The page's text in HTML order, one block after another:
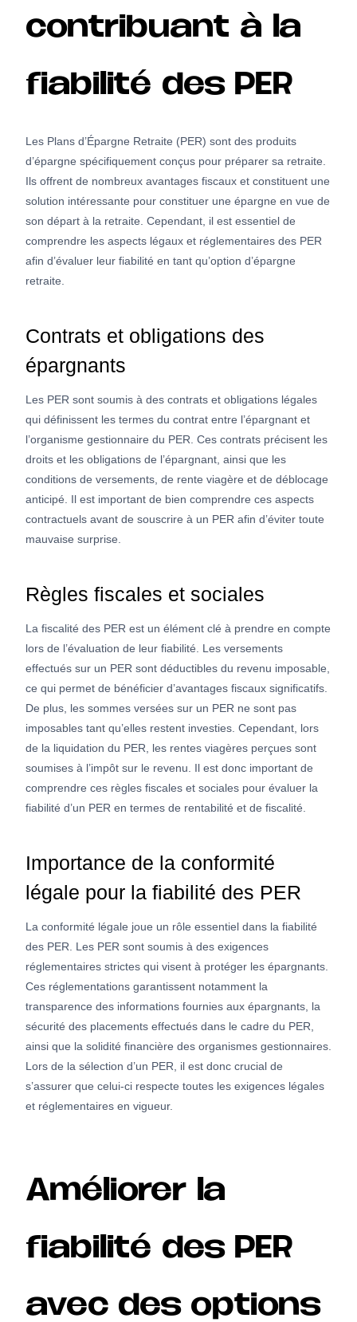
contribuant à la
fiabilité des PER
Les Plans d’Épargne Retraite (PER) sont des produits
d’épargne spécifiquement conçus pour préparer sa retraite.
Ils offrent de nombreux avantages fiscaux et constituent une
solution intéressante pour constituer une épargne en vue de
son départ à la retraite. Cependant, il est essentiel de
comprendre les aspects légaux et réglementaires des PER
afin d’évaluer leur fiabilité en tant qu’option d’épargne
retraite.
Contrats et obligations des
épargnants
Les PER sont soumis à des contrats et obligations légales
qui définissent les termes du contrat entre l’épargnant et
l’organisme gestionnaire du PER. Ces contrats précisent les
droits et les obligations de l’épargnant, ainsi que les
conditions de versements, de rente viagère et de déblocage
anticipé. Il est important de bien comprendre ces aspects
contractuels avant de souscrire à un PER afin d’éviter toute
mauvaise surprise.
Règles fiscales et sociales
La fiscalité des PER est un élément clé à prendre en compte
lors de l’évaluation de leur fiabilité. Les versements
effectués sur un PER sont déductibles du revenu imposable,
ce qui permet de bénéficier d’avantages fiscaux significatifs.
De plus, les sommes versées sur un PER ne sont pas
imposables tant qu’elles restent investies. Cependant, lors
de la liquidation du PER, les rentes viagères perçues sont
soumises à l’impôt sur le revenu. Il est donc important de
comprendre ces règles fiscales et sociales pour évaluer la
fiabilité d’un PER en termes de rentabilité et de fiscalité.
Importance de la conformité
légale pour la fiabilité des PER
La conformité légale joue un rôle essentiel dans la fiabilité
des PER. Les PER sont soumis à des exigences
réglementaires strictes qui visent à protéger les épargnants.
Ces réglementations garantissent notamment la
transparence des informations fournies aux épargnants, la
sécurité des placements effectués dans le cadre du PER,
ainsi que la solidité financière des organismes gestionnaires.
Lors de la sélection d’un PER, il est donc crucial de
s’assurer que celui-ci respecte toutes les exigences légales
et réglementaires en vigueur.
Améliorer la
fiabilité des PER
avec des options